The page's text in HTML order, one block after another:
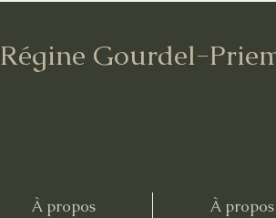
Régine Gourdel-
À propos À propos